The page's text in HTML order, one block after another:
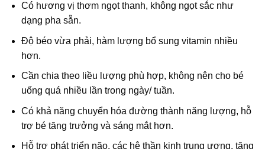
Có hương vị thơm ngọt thanh, không ngọt sắc như
dạng pha sẵn.
Độ béo vừa phải, hàm lượng bổ sung vitamin nhiều
hơn.
Cần chia theo liều lượng phù hợp, không nên cho bé
uống quá nhiều lần trong ngày/ tuần.
Có khả năng chuyển hóa đường thành năng lượng, hỗ
trợ bé tăng trưởng và sáng mắt hơn.
Hỗ trợ phát triển não, các hệ thần kinh trung ương, tăng